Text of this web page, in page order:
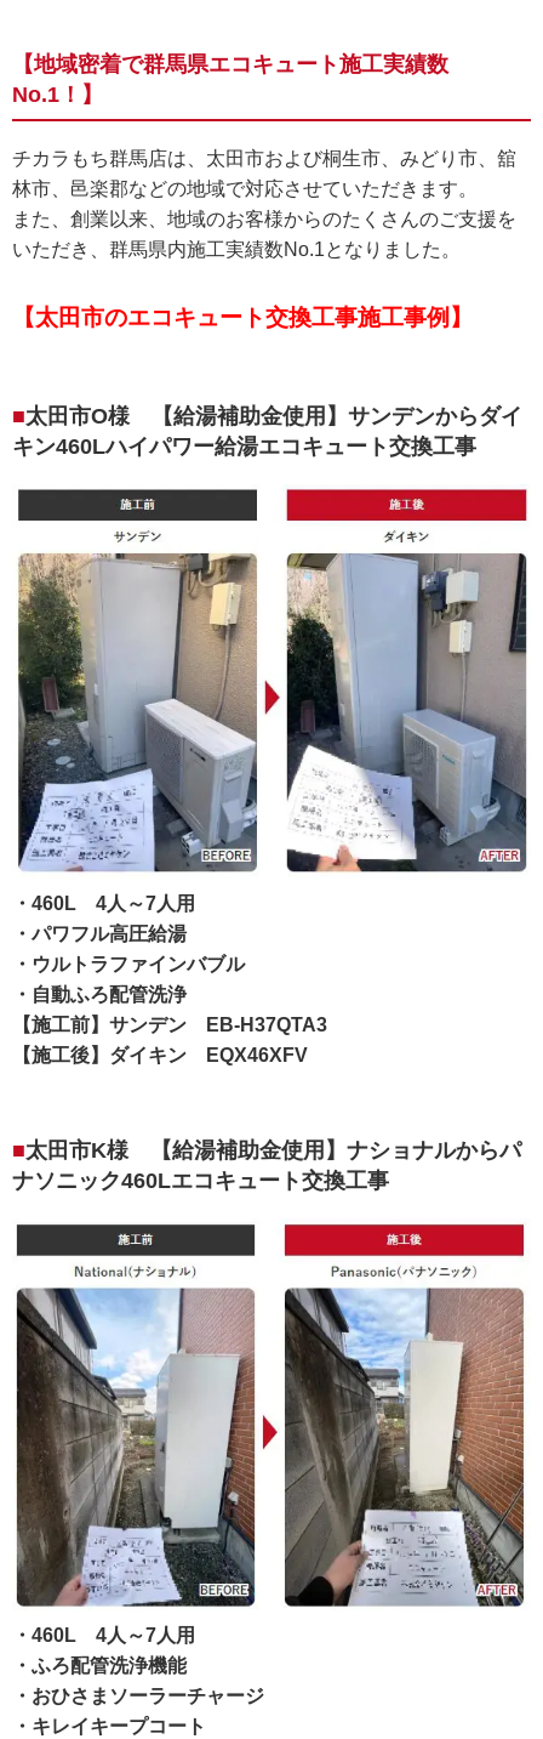
【地域密着で群馬県エコキュート施工実績数
No.1！】
チカラもち群馬店は、太田市および桐生市、みどり市、舘
林市、邑楽郡などの地域で対応させていただきます。
また、創業以来、地域のお客様からのたくさんのご支援を
いただき、群馬県内施工実績数No.1となりました。
【太田市のエコキュート交換工事施工事例】
太田市O様 【給湯補助金使用】サンデンからダイ
キン460Lハイパワー給湯エコキュート交換工事
・460L 4人～7人用
・パワフル高圧給湯
・ウルトラファインバブル
・自動ふろ配管洗浄
【施工前】サンデン EB-H37QTA3
【施工後】ダイキン EQX46XFV
太田市K様 【給湯補助金使用】ナショナルからパ
ナソニック460Lエコキュート交換工事
・460L 4人～7人用
・ふろ配管洗浄機能
・おひさまソーラーチャージ
・キレイキープコート